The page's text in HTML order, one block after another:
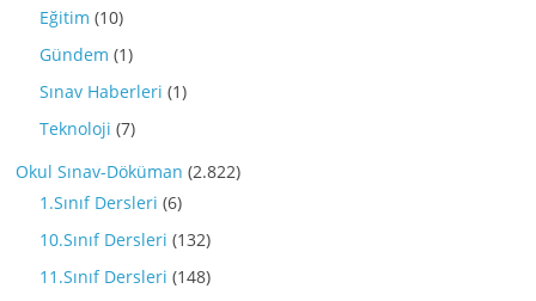
Eğitim (10)
Gündem (1)
Sınav Haberleri (1)
Teknoloji (7)
Okul Sınav-Döküman (2.822)
1.Sınıf Dersleri (6)
10.Sınıf Dersleri (132)
11.Sınıf Dersleri (148)